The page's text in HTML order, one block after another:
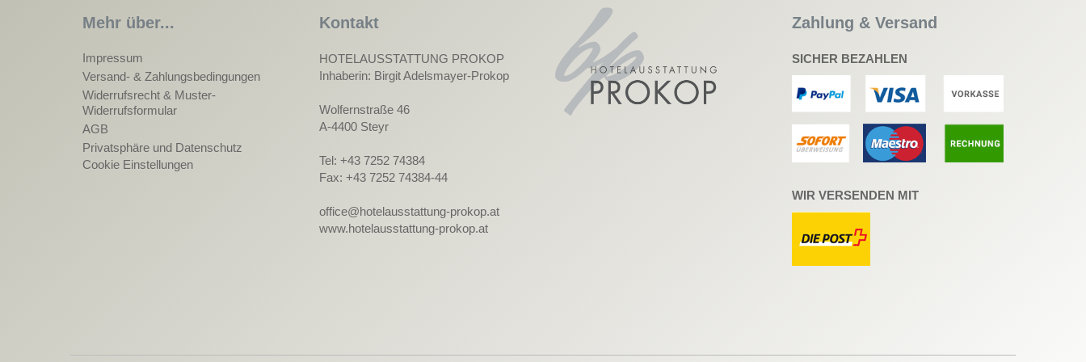
Mehr über...
Impressum
Versand- & Zahlungsbedingungen
Widerrufsrecht & Muster-
Widerrufsformular
AGB
Privatsphäre und Datenschutz
Cookie Einstellungen
Kontakt
HOTELAUSSTATTUNG PROKOP
Inhaberin: Birgit Adelsmayer-Prokop
Wolfernstraße 46
A-4400 Steyr
Tel: +43 7252 74384
Fax: +43 7252 74384-44
office@hotelausstattung-prokop.at
www.hotelausstattung-prokop.at
Zahlung & Versand
SICHER BEZAHLEN
WIR VERSENDEN MIT